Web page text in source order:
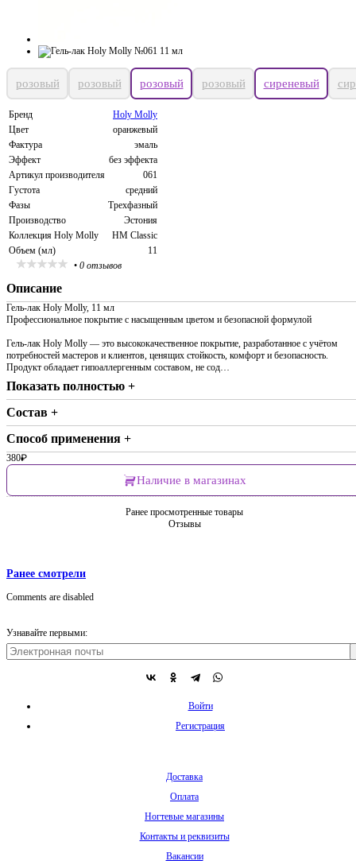
розовый розовый розовый розовый сиреневый
Бренд
Holy Molly
Цвет
оранжевый
Фактура
эмаль
Эффект
без эффекта
Артикул производителя
061
Густота
средний
Фазы
Трехфазный
Производство
Эстония
Коллекция Holy Molly
HM Classic
Объем (мл)
11
• 0 отзывов
Описание
Гель-лак Holy Molly, 11 мл
Профессиональное покрытие с насыщенным цветом и безопасной формулой
Гель-лак Holy Molly — это высококачественное покрытие, разработанное с учётом
потребностей мастеров и клиентов, ценящих стойкость, комфорт и безопасность.
Продукт обладает гипоаллергенным составом, не сод…
Показать полностью +
Состав +
Способ применения +
380₽
Наличие в магазинах
Ранее просмотренные товары
Отзывы
Ранее смотрели
Comments are disabled
Узнавайте первыми:
Войти
Регистрация
Доставка
Оплата
Ногтевые магазины
Контакты и реквизиты
Вакансии